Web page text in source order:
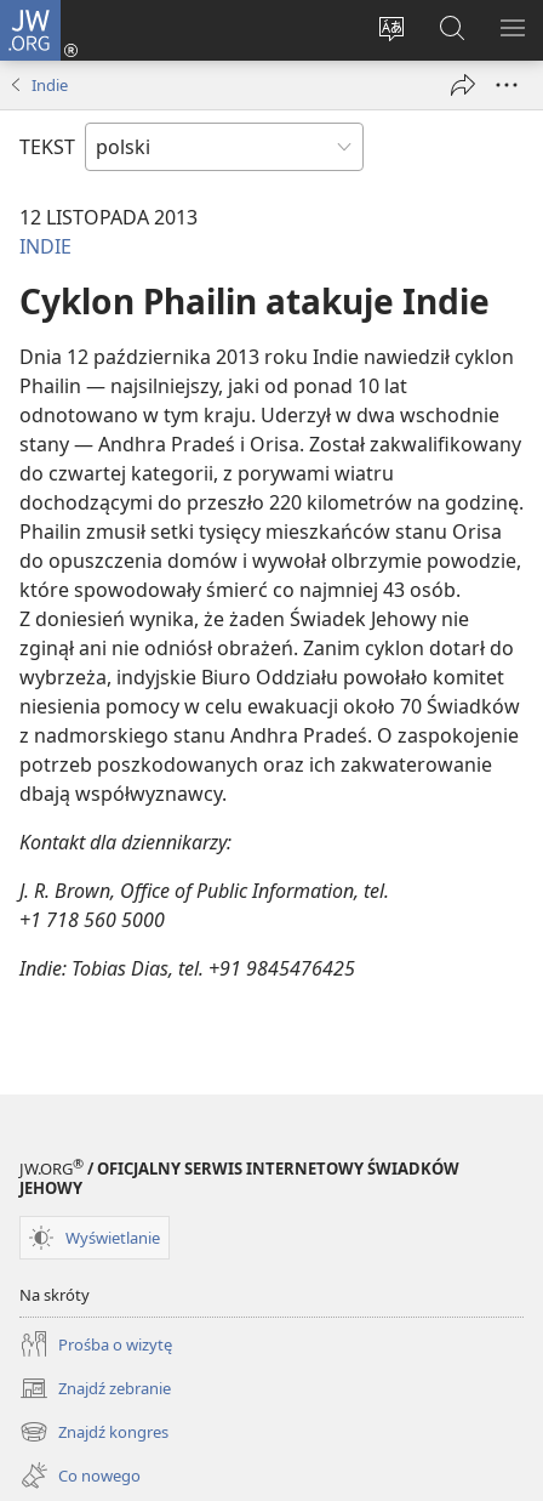
JW.ORG
Wybór
Logowanie
(opens
Szukaj
na
JW.ORG
Indie
TEKST
12 LISTOPADA 2013
INDIE
Cyklon Phailin atakuje Indie
Dnia 12 października 2013 roku Indie nawiedził cyklon
Phailin — najsilniejszy, jaki od ponad 10 lat
odnotowano w tym kraju. Uderzył w dwa wschodnie
stany — Andhra Pradeś i Orisa. Został zakwalifikowany
do czwartej kategorii, z porywami wiatru
dochodzącymi do przeszło 220 kilometrów na godzinę.
Phailin zmusił setki tysięcy mieszkańców stanu Orisa
do opuszczenia domów i wywołał olbrzymie powodzie,
które spowodowały śmierć co najmniej 43 osób.
Z doniesień wynika, że żaden Świadek Jehowy nie
zginął ani nie odniósł obrażeń. Zanim cyklon dotarł do
wybrzeża, indyjskie Biuro Oddziału powołało komitet
niesienia pomocy w celu ewakuacji około 70 Świadków
z nadmorskiego stanu Andhra Pradeś. O zaspokojenie
potrzeb poszkodowanych oraz ich zakwaterowanie
dbają współwyznawcy.
Kontakt dla dziennikarzy:
J. R. Brown, Office of Public Information, tel.
+1 718 560 5000
Indie: Tobias Dias, tel. +91 9845476425
JW.ORG® / OFICJALNY SERWIS INTERNETOWY ŚWIADKÓW
JEHOWY
Wyświetlanie
Na skróty
Prośba o wizytę
Znajdź zebranie
(opens
new
window)
Znajdź kongres
(opens
new
window)
Co nowego